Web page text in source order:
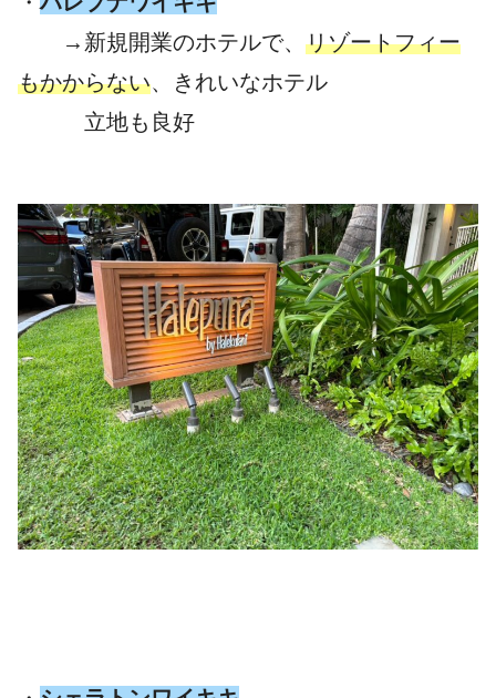
→新規開業のホテルで、 リゾートフィー
もかからない、きれいなホテル
立地も良好